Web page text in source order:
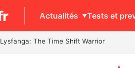
Actualités Tests et
Lysfanga: The Time Shift Warrior